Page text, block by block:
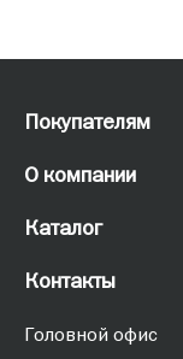
Покупателям
О компании
Каталог
Контакты
Головной офис